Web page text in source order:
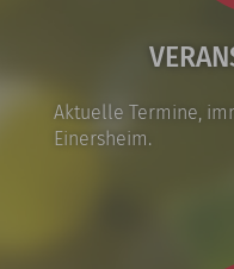
Aktuelle Termine,
Einersheim.